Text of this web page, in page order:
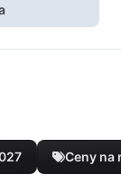
Ceny na